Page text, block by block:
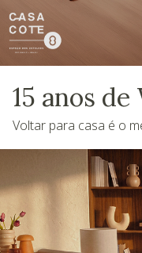
15 anos
Voltar para casa é o